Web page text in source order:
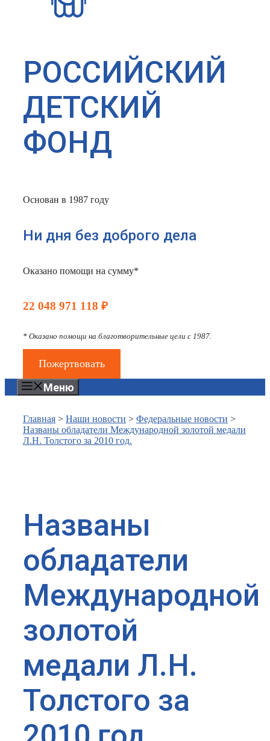
РОССИЙСКИЙ
ДЕТСКИЙ
ФОНД
Основан в 1987 году
Ни дня без доброго дела
Оказано помощи на сумму*
22 048 971 118 ₽
* Оказано помощи на благотворительные цели с 1987.
Пожертвовать
Меню
Главная > Наши новости > Федеральные новости >
Названы обладатели Международной золотой медали
Л.Н. Толстого за 2010 год.
Названы
обладатели
Международной
золотой
медали Л.Н.
Толстого за